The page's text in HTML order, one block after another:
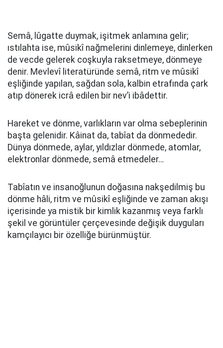
Semâ, lûgatte duymak, işitmek anlamına gelir;
ıstılahta ise, mûsikî nağmelerini dinlemeye, dinlerken
de vecde gelerek coşkuyla raksetmeye, dönmeye
denir. Mevlevî literatüründe semâ, ritm ve mûsikî
eşliğinde yapılan, sağdan sola, kalbin etrafında çark
atıp dönerek icrâ edilen bir nev’i ibâdettir.
Hareket ve dönme, varlıkların var olma sebeplerinin
başta gelenidir. Kâinat da, tabîat da dönmededir.
Dünya dönmede, aylar, yıldızlar dönmede, atomlar,
elektronlar dönmede, semâ etmedeler…
Tabîatın ve insanoğlunun doğasına nakşedilmiş bu
dönme hâli, ritm ve mûsikî eşliğinde ve zaman akışı
içerisinde ya mistik bir kimlik kazanmış veya farklı
şekil ve görüntüler çerçevesinde değişik duyguları
kamçılayıcı bir özelliğe bürünmüştür.